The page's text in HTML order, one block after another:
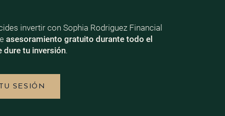
invertir con Sophia Rodriguez Financial
asesoramiento gratuito durante todo el
dure tu inversión.
SESIÓN